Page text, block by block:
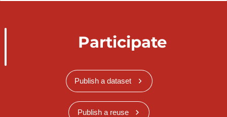
Participate
Publish a dataset
Publish a reuse